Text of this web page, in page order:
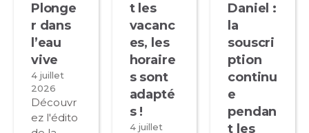
Plonge
r dans
l’eau
vive
4 juillet
2026
Découvr
ez l'édito
t les
vacanc
es, les
horaire
s sont
adapté
s !
4 juillet
Daniel :
la
souscri
ption
continu
e
pendan
t les